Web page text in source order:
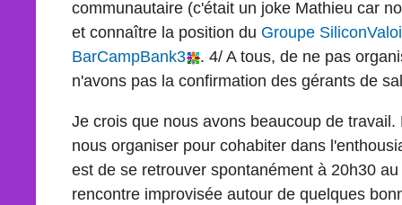
communautaire (c'était un joke Mathieu car
et connaître la position du Groupe
BarCampBank3
. 4/ A tous, de ne pas
n'avons pas la confirmation des gérants de
Je crois que nous avons beaucoup de
nous organiser pour cohabiter dans
est de se retrouver spontanément à 20h30
rencontre improvisée autour de quelques